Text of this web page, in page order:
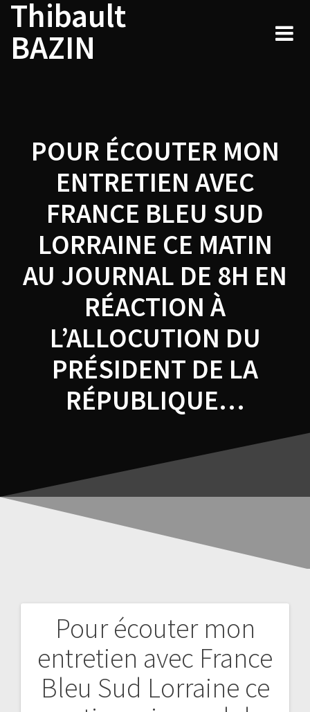
Skip
content
Thibault
BAZIN
POUR ÉCOUTER MON
ENTRETIEN AVEC
FRANCE BLEU SUD
LORRAINE CE MATIN
AU JOURNAL DE 8H EN
RÉACTION À
L’ALLOCUTION DU
PRÉSIDENT DE LA
RÉPUBLIQUE…
Pour écouter mon
entretien avec France
Bleu Sud Lorraine ce
Navigation
de